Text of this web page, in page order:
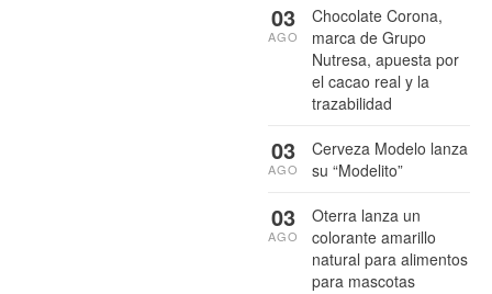
Chocolate Corona,
marca de Grupo
Nutresa, apuesta por
el cacao real y la
trazabilidad
03
AGO
Cerveza Modelo lanza
su “Modelito”
03
AGO
Oterra lanza un
colorante amarillo
natural para alimentos
para mascotas
03
AGO